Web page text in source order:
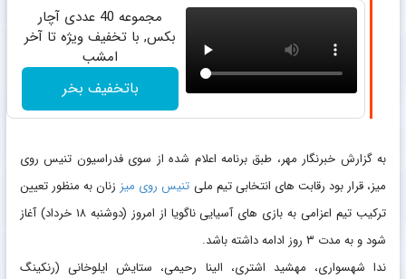
مجموعه 40 عددی آچار
بکس, با تخفیف ویژه تا آخر
امشب
باتخفیف بخر
به گزارش خبرنگار مهر، طبق برنامه اعلام شده از سوی فدراسیون تنیس روی
میز، قرار بود رقابت های انتخابی تیم ملی تنیس روی میز زنان به منظور تعیین
ترکیب تیم اعزامی به بازی های آسیایی ناگویا از امروز (دوشنبه ۱۸ خرداد) آغاز
شود و به مدت ۳ روز ادامه داشته باشد.
ندا شهسواری، مهشید اشتری، الینا رحیمی، ستایش ایلوخانی (رنکینگ